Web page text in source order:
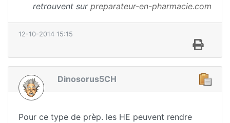
retrouvent sur preparateur-en-pharmacie.com
12-10-2014 15:15
Dinosorus5CH
Pour ce type de prèp. les HE peuvent rendre